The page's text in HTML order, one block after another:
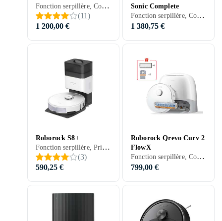
Fonction serpillère, Contrôle vocal, Prise en charge programmation, Télécommande, Stationnement automatique, Indiqué pour animaux domestiques, Contrôle via application, Nettoyage des bords, Réduction du bruit / Mode silencieux, Séchage automatique de la serpillière, 180 min, 68.5 dB, Vidage automatique
(11)
1 200,00 €
Sonic Complete
Fonction serpillère, Contrôle vocal, Prise en charge programmation, Détection d'escaliers, Stationnement automatique, Mur virtuel (barrière), Indiqué pour animaux domestiques, Contrôle via application, Nettoyage des bords, Réduction du bruit / Mode silencieux, Séchage automatique de la serpillière, Station d'accueil, 180 min, Sols durs, Tapis, Carrelage, Stratifié, Parquet, Bois, Vinyle, 67 dB, Vidage automatique
1 380,75 €
Roborock S8+
Fonction serpillère, Prise en charge programmation, Télécommande, Stationnement automatique, Indiqué pour animaux domestiques, Contrôle via application, Nettoyage des bords, Séchage automatique de la serpillière, Station d'accueil, 180 min, 68.5 dB, Vidage automatique
(3)
590,25 €
Roborock Qrevo Curv 2
FlowX
Fonction serpillère, Contrôle vocal, Détection d'escaliers, Stationnement automatique, Contrôle via application, Séchage automatique de la serpillière, Station d'accueil, 228 min, Sols durs, Tapis, 65 dB, Vidage automatique
799,00 €